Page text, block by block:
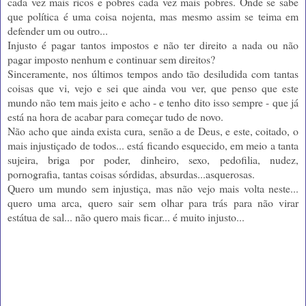
que política é uma coisa nojenta, mas mesmo assim se teima em
defender um ou outro...
Injusto é pagar tantos impostos e não ter direito a nada ou não
pagar imposto nenhum e continuar sem direitos?
Sinceramente, nos últimos tempos ando tão desiludida com tantas
coisas que vi, vejo e sei que ainda vou ver, que penso que este
mundo não tem mais jeito e acho - e tenho dito isso sempre - que já
está na hora de acabar para começar tudo de novo.
Não acho que ainda exista cura, senão a de Deus, e este, coitado, o
mais injustiçado de todos... está ficando esquecido, em meio a tanta
sujeira, briga por poder, dinheiro, sexo, pedofilia, nudez,
pornografia, tantas coisas sórdidas, absurdas...asquerosas.
Quero um mundo sem injustiça, mas não vejo mais volta neste...
quero uma arca, quero sair sem olhar para trás para não virar
estátua de sal... não quero mais ficar... é muito injusto...